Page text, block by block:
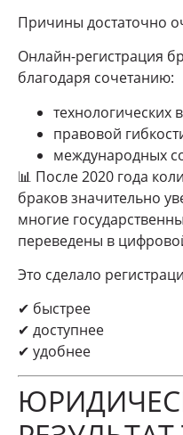
Причины достаточно
Онлайн-регистрация
благодаря сочетанию:
технологических
правовой
международных
📊 После 2020 года
браков значительно
многие
переведены в
Это сделало
✔ быстрее
✔ доступнее
✔ удобнее